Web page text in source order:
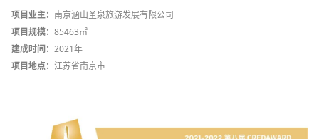
项目业主： 南京涵山圣泉旅游发展有限公司
项目规模： 85463㎡
建成时间： 2021年
项目地点： 江苏省南京市